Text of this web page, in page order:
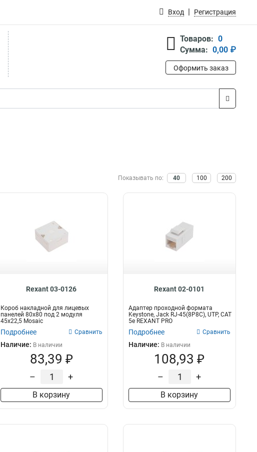
Вход Регистрация
Товаров: 0
Сумма: 0,00 ₽
Оформить заказ
Показывать по: 40 100 200
Rexant 03-0126
Короб накладной для лицевых
панелей 80х80 под 2 модуля
45х22,5 Mosaic
Подробнее Сравнить
Наличие: В наличии
83,39 ₽
– +
В корзину
Rexant 02-0101
Адаптер проходной формата
Keystone, Jack RJ-45(8P8C), UTP, CAT
5e REXANT PRO
Подробнее Сравнить
Наличие: В наличии
108,93 ₽
– +
В корзину